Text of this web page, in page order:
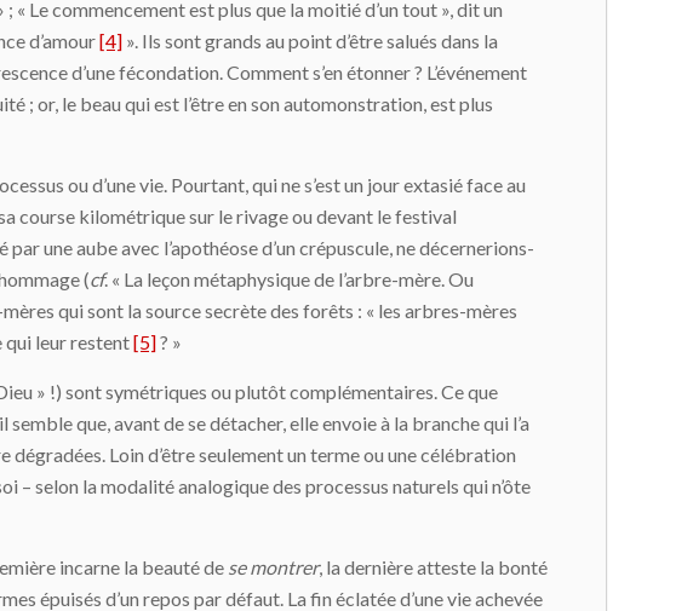
; « Le commencement est plus que la moitié d’un tout », dit un
d’amour[4] ». Ils sont grands au point d’être salués dans la
d’une fécondation. Comment s’en étonner ? L’événement
; or, le beau qui est l’être en son automonstration, est plus
ou d’une vie. Pourtant, qui ne s’est un jour extasié face au
course kilométrique sur le rivage ou devant le festival
une aube avec l’apothéose d’un crépuscule, ne décernerions-
(cf. « La leçon métaphysique de l’arbre-mère. Ou
qui sont la source secrète des forêts : « les arbres-mères
qui leur restent[5]? »
» !) sont symétriques ou plutôt complémentaires. Ce que
que, avant de se détacher, elle envoie à la branche qui l’a
Loin d’être seulement un terme ou une célébration
– selon la modalité analogique des processus naturels qui n’ôte
incarne la beauté de se montrer, la dernière atteste la bonté
épuisés d’un repos par défaut. La fin éclatée d’une vie achevée